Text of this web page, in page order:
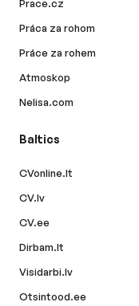
Prace.cz
Práca za rohom
Práce za rohem
Atmoskop
Nelisa.com
Baltics
CVonline.lt
CV.lv
CV.ee
Dirbam.lt
Visidarbi.lv
Otsintood.ee